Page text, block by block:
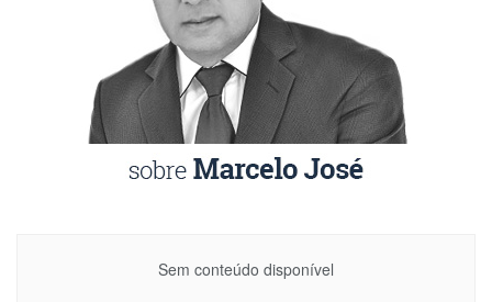
Sem conteúdo disponível